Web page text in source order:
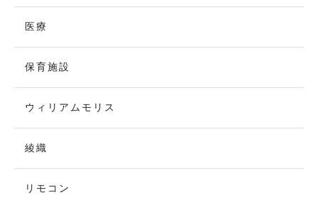
医療
保育施設
ウィリアムモリス
綾織
リモコン